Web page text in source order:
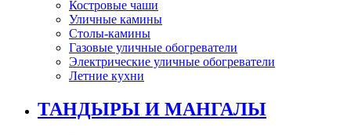
Костровые чаши
Уличные камины
Столы-камины
Газовые уличные обогреватели
Электрические уличные обогреватели
Летние кухни
ТАНДЫРЫ И МАНГАЛЫ